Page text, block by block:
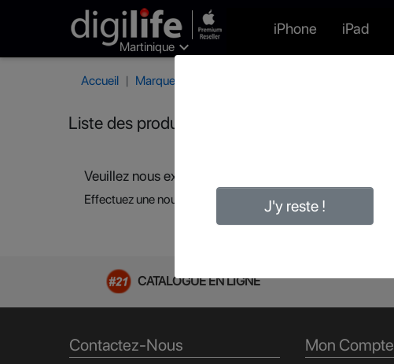
Martinique 
iPhone iPad
Accueil Marques
Liste des produits de la marque BlueFlame
Veuillez nous excuser pour le désagrément.
Effectuez une nouvelle recherche
CATALOGUE EN LIGNE
Contactez-Nous Mon Compte
J'y reste !